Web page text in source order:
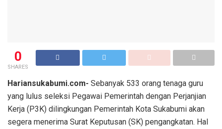
0
SHARES
Hariansukabumi.com- Sebanyak 533 orang tenaga guru
yang lulus seleksi Pegawai Pemerintah dengan Perjanjian
Kerja (P3K) dilingkungan Pemerintah Kota Sukabumi akan
segera menerima Surat Keputusan (SK) pengangkatan. Hal